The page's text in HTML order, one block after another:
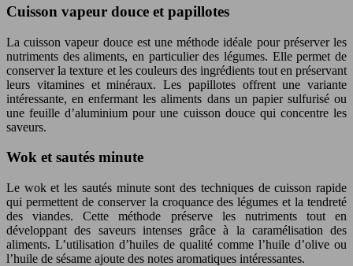
Cuisson vapeur douce et papillotes
La cuisson vapeur douce est une méthode idéale pour préserver les
nutriments des aliments, en particulier des légumes. Elle permet de
conserver la texture et les couleurs des ingrédients tout en préservant
leurs vitamines et minéraux. Les papillotes offrent une variante
intéressante, en enfermant les aliments dans un papier sulfurisé ou
une feuille d’aluminium pour une cuisson douce qui concentre les
saveurs.
Wok et sautés minute
Le wok et les sautés minute sont des techniques de cuisson rapide
qui permettent de conserver la croquance des légumes et la tendreté
des viandes. Cette méthode préserve les nutriments tout en
développant des saveurs intenses grâce à la caramélisation des
aliments. L’utilisation d’huiles de qualité comme l’huile d’olive ou
l’huile de sésame ajoute des notes aromatiques intéressantes.